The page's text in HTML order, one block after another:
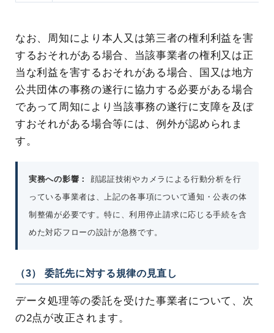
なお、周知により本人又は第三者の権利利益を害
するおそれがある場合、当該事業者の権利又は正
当な利益を害するおそれがある場合、国又は地方
公共団体の事務の遂行に協力する必要がある場合
であって周知により当該事務の遂行に支障を及ぼ
すおそれがある場合等には、例外が認められま
す。
実務への影響：
顔認証技術やカメラによる行動分析を行
っている事業者は、上記の各事項について通知・公表の体
制整備が必要です。特に、利用停止請求に応じる手続を含
めた対応フローの設計が急務です。
（3） 委託先に対する規律の見直し
データ処理等の委託を受けた事業者について、次
の2点が改正されます。